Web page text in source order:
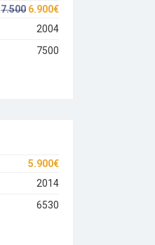
7.500 6.900€
2004
7500
5.900€
2014
6530